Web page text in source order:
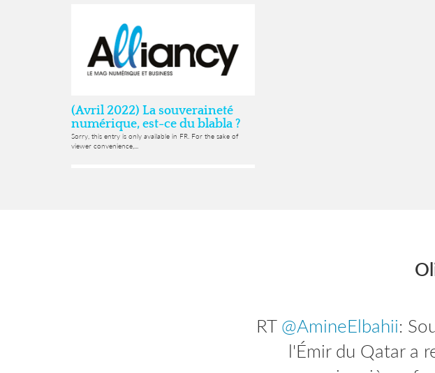
(Avril 2022) La souveraineté
numérique, est-ce du blabla ?
Sorry, this entry is only available in FR. For the sake of
viewer convenience,...
RT @AmineElbahii:
l'Émir du Qatar a
RT@efbparis: Plus
inscrire aux